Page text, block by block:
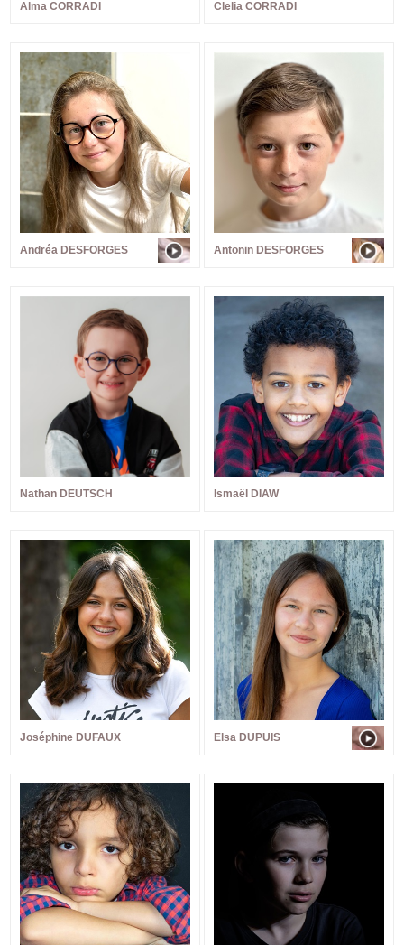
Alma CORRADI Clelia CORRADI
Andréa DESFORGES Antonin DESFORGES
Nathan DEUTSCH Ismaël DIAW
Joséphine DUFAUX Elsa DUPUIS